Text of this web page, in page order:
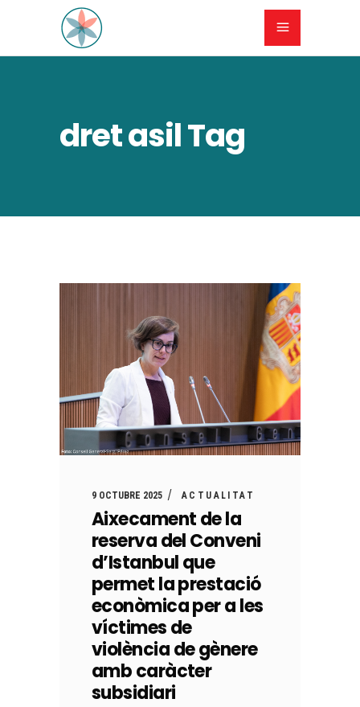
dret asil Tag
9 OCTUBRE 2025 ACTUALITAT
Aixecament de la
reserva del Conveni
d’Istanbul que
permet la prestació
econòmica per a les
víctimes de
violència de gènere
amb caràcter
subsidiari